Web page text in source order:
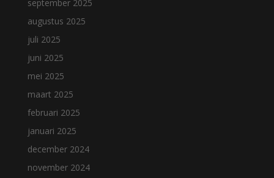
september 2025
augustus 2025
juli 2025
juni 2025
mei 2025
maart 2025
februari 2025
januari 2025
december 2024
november 2024